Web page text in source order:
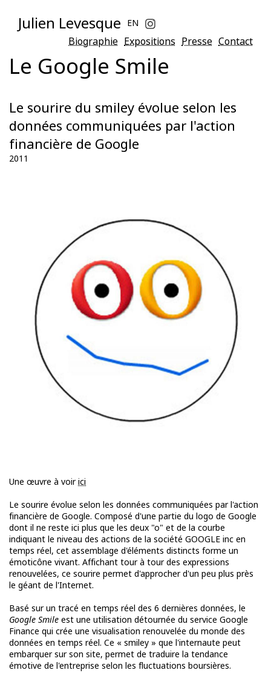
Julien Levesque EN
Biographie Expositions Presse Contact
Le Google Smile
Le sourire du smiley évolue selon les
données communiquées par l'action
financière de Google
2011
Une œuvre à voirici
Le sourire évolue selon les données communiquées par l'action
financière de Google. Composé d'une partie du logo de Google
dont il ne reste ici plus que les deux "o" et de la courbe
indiquant le niveau des actions de la société GOOGLE inc en
temps réel, cet assemblage d'éléments distincts forme un
émoticône vivant. Affichant tour à tour des expressions
renouvelées, ce sourire permet d'approcher d'un peu plus près
le géant de l'Internet.
Basé sur un tracé en temps réel des 6 dernières données, le
Google Smile est une utilisation détournée du service Google
Finance qui crée une visualisation renouvelée du monde des
données en temps réel. Ce « smiley » que l'internaute peut
embarquer sur son site, permet de traduire la tendance
émotive de l'entreprise selon les fluctuations boursières.